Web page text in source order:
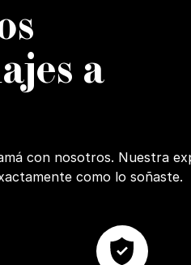
a
con nosotros. Nuestra
como lo soñaste.